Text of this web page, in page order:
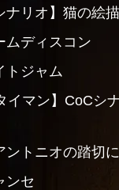
ナリオ】猫の絵
ムディスコン
トジャム
イマン】CoCシ
ントニオの踏切
ンセ